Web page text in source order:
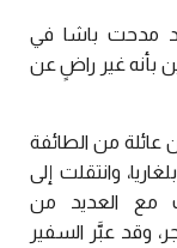
مدحت باشا في
بأنه غير راضٍ عن
من الطائفة
وانتقلت إلى
بعلاقات مع العديد من
وقد عبَّر السفير